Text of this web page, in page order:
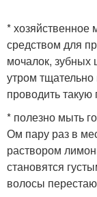
*
средством для
мочалок, зубных
утром
проводить
* полезно мыть
Ом пару раз в
раствором
становятся
волосы